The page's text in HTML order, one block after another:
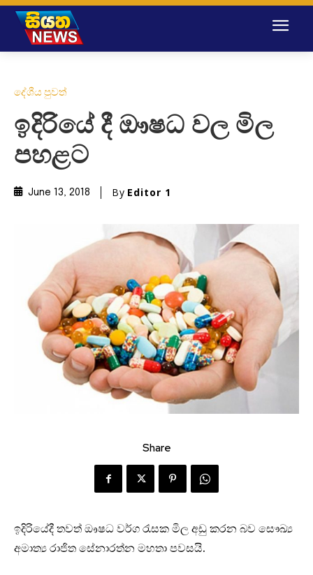
දේශීය පුවත්
ඉදිරිය‌ේ දී ඖෂධ වල මිල
පහළට
June 13, 2018 By Editor 1
Share
ඉදිරිය‌ේදී තවත් ඖෂධ වර්ග රැසක මිල අඩු කරන බව ස‌ෞඛ්‍ය
අමාත්‍ය රාජිත ‌සේනාරත්න මහතා පවසයි.